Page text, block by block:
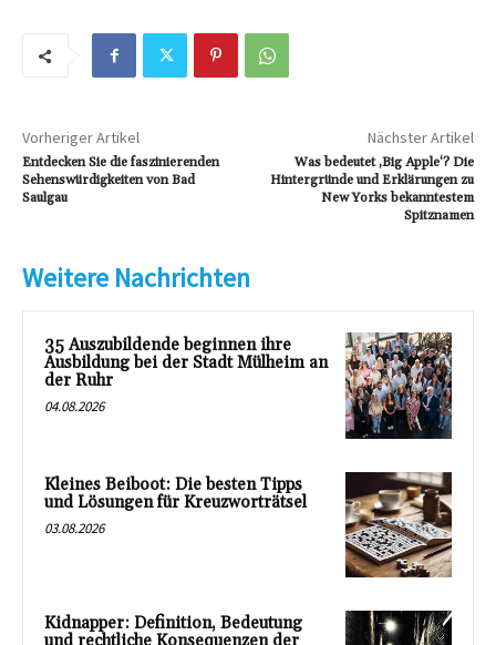
Vorheriger Artikel
Entdecken Sie die faszinierenden
Sehenswürdigkeiten von Bad
Saulgau
Nächster Artikel
Was bedeutet ‚Big Apple‘? Die
Hintergründe und Erklärungen zu
New Yorks bekanntestem
Spitznamen
Weitere Nachrichten
35 Auszubildende beginnen ihre
Ausbildung bei der Stadt Mülheim an
der Ruhr
04.08.2026
Kleines Beiboot: Die besten Tipps
und Lösungen für Kreuzworträtsel
03.08.2026
Kidnapper: Definition, Bedeutung